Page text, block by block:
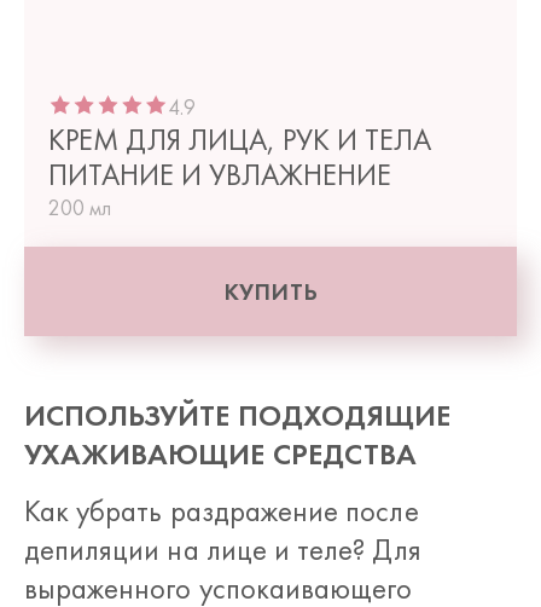
4.9
КРЕМ ДЛЯ ЛИЦА, РУК И ТЕЛА
ПИТАНИЕ И УВЛАЖНЕНИЕ
200 мл
КУПИТЬ
ИСПОЛЬЗУЙТЕ ПОДХОДЯЩИЕ
УХАЖИВАЮЩИЕ СРЕДСТВА
Как убрать раздражение после
депиляции на лице и теле? Для
выраженного успокаивающего